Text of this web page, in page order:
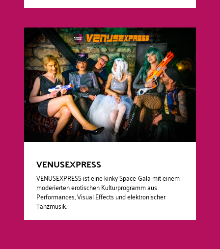
VENUSEXPRESS
VENUSEXPRESS ist eine kinky Space-Gala mit einem
moderierten erotischen Kulturprogramm aus
Performances, Visual Effects und elektronischer
Tanzmusik.